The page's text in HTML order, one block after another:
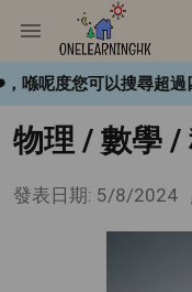
度您可以搜尋超過四
物理 / 數學 /
發表日期: 5/8/2024